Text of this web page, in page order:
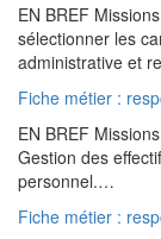
EN BREF
sélectionner les
administrative et
Fiche métier :
EN BREF
Gestion des
personnel.…
Fiche métier :